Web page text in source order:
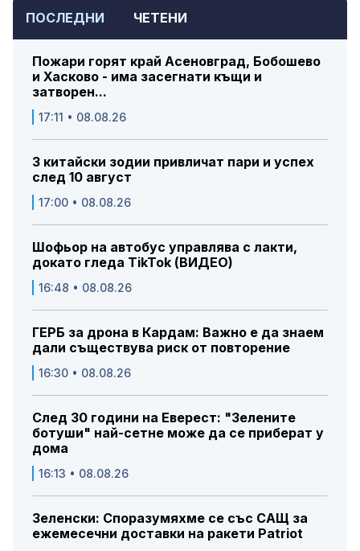
ПОСЛЕДНИ ЧЕТЕНИ
Пожари горят край Асеновград, Бобошево
и Хасково - има засегнати къщи и
затворен...
17:11 • 08.08.26
3 китайски зодии привличат пари и успех
след 10 август
17:00 • 08.08.26
Шофьор на автобус управлява с лакти,
докато гледа TikTok (ВИДЕО)
16:48 • 08.08.26
ГЕРБ за дрона в Кардам: Важно е да знаем
дали съществува риск от повторение
16:30 • 08.08.26
След 30 години на Еверест: "Зелените
ботуши" най-сетне може да се приберат у
дома
16:13 • 08.08.26
Зеленски: Споразумяхме се със САЩ за
ежемесечни доставки на ракети Patriot